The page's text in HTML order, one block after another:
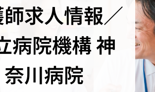
求人情報／
病院機構 神
奈川病院